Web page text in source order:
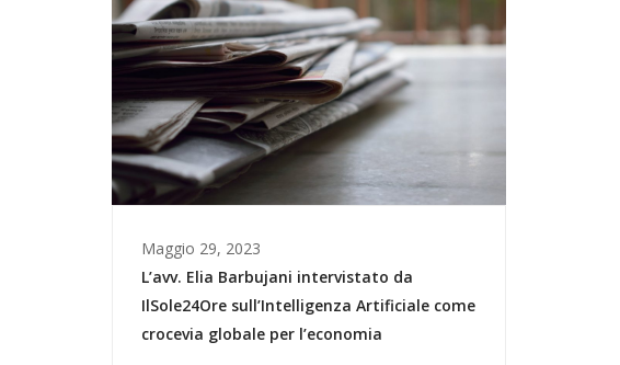
Maggio 29, 2023
L’avv. Elia Barbujani intervistato da
IlSole24Ore sull’Intelligenza Artificiale come
crocevia globale per l’economia